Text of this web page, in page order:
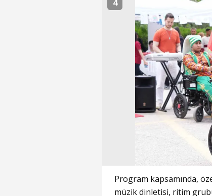
4
Program kapsamında,
müzik dinletisi, ritim